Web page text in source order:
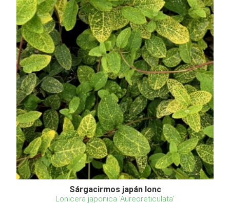
Sárgacirmos japán lonc
Lonicera japonica 'Aureoreticulata'